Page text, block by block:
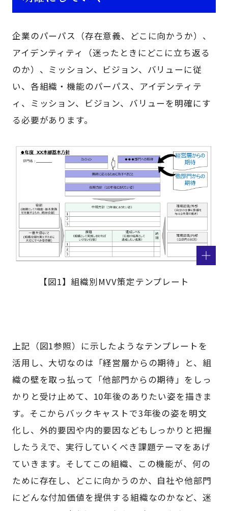
企業のパーパス（存在意義、どこに向かうか）、
アイデンティティ（迷ったときにどこに立ち返る
のか）、ミッション、ビジョン、バリューに従
い、各組織・機能のパーパス、アイデンティテ
ィ、ミッション、ビジョン、バリューを明確にす
る必要があります。
【図1】組織別MVV策定テンプレート
上記（図1参照）に示したようなテンプレートを
活用し、大切なのは「経営層からの期待」と、組
織の壁を取っ払って「他部門からの期待」をしっ
かりと受け止めて、10年後のありたい姿を描きま
す。そこからバックキャストで3年後の姿を明文
化し、外的要因や内的要因などもしっかりと把握
したうえで、実行していくべき課題テーマをあげ
ていきます。そしてこの組織、この機能が、何の
ために存在し、どこに向かうのか、自社や他部門
にどんな付加価値を提供する組織なのかなど、迷